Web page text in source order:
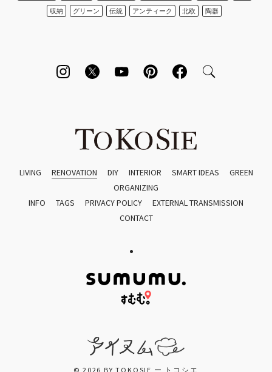
収納
グリーン 伝統 アンティーク 北欧 陶器
LIVING RENOVATION DIY INTERIOR SMART IDEAS
GREEN
ORGANIZING
INFO
TAGS PRIVACY POLICY
EXTERNAL TRANSMISSION
CONTACT
© 2026 BY TOKOSIE ー トコシエ